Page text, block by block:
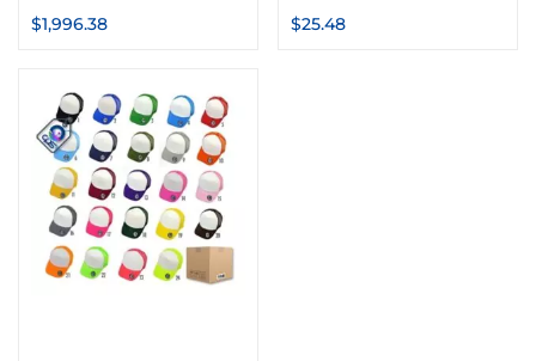
$1,996.38
$25.48